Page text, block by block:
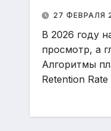
27 ФЕВРАЛЯ
В 2026 году
просмотр, а
Алгоритмы
Retention